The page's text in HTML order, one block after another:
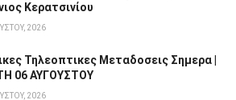
Κερατσινίου
2026
Τηλεοπτικες Μεταδοσεις Σημερα |
06 ΑΥΓΟΥΣΤΟΥ
2026